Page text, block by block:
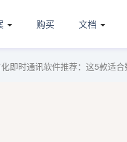
购买 文档
即时通讯软件推荐：这5款适